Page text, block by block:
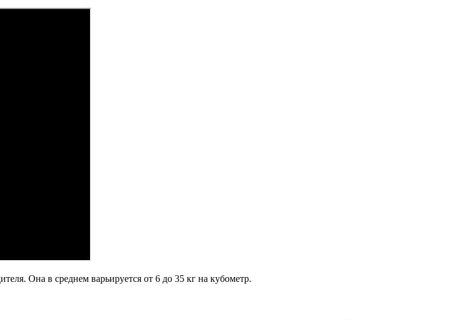
Она в среднем варьируется от 6 до 35 кг на кубометр.